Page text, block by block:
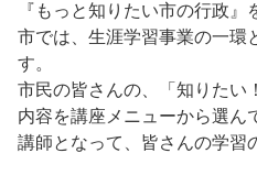
『もっと知りたい市の行政』
市では、生涯学習事業の一環
す。
市民の皆さんの、「知りたい
内容を講座メニューから選ん
講師となって、皆さんの学習